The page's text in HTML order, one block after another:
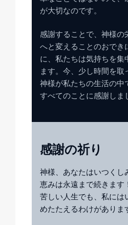
が大切なのです。
感謝することで、神様の
へと変えることのおでき
に、私たちは気持ちを集
ます。今、少し時間を取
神様が私たちの生活の中
すべてのことに感謝しま
感謝の祈り
神様、あなたはいつくし
恵みは永遠まで続きます
苦しい人生でも、私には
めたたえるわけがありま